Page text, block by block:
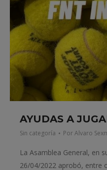
AYUDAS A
Sin categoría PorAlvaro
La Asamblea General, en
26/04/2022 aprobó, entre